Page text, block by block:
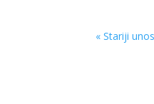
« Stariji